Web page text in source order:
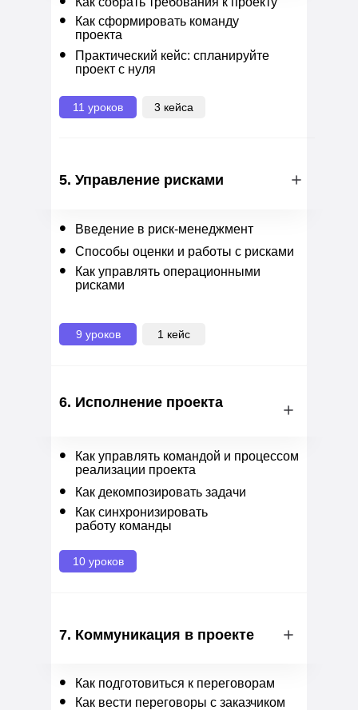
Практический кейс: спланируйте
проект с нуля
•
Как сформировать команду
проекта
•
11 уроков 3 кейса
5. Управление рисками
Как управлять операционными
рисками
•
Способы оценки и работы с рисками
•
Введение в риск-менеджмент
•
9 уроков 1 кейс
6. Исполнение проекта
Как синхронизировать
работу команды
•
Как декомпозировать задачи
•
Как управлять командой и процессом
реализации проекта
•
10 уроков
7. Коммуникация в проекте
Как вести переговоры с заказчиком
•
Как подготовиться к переговорам
•